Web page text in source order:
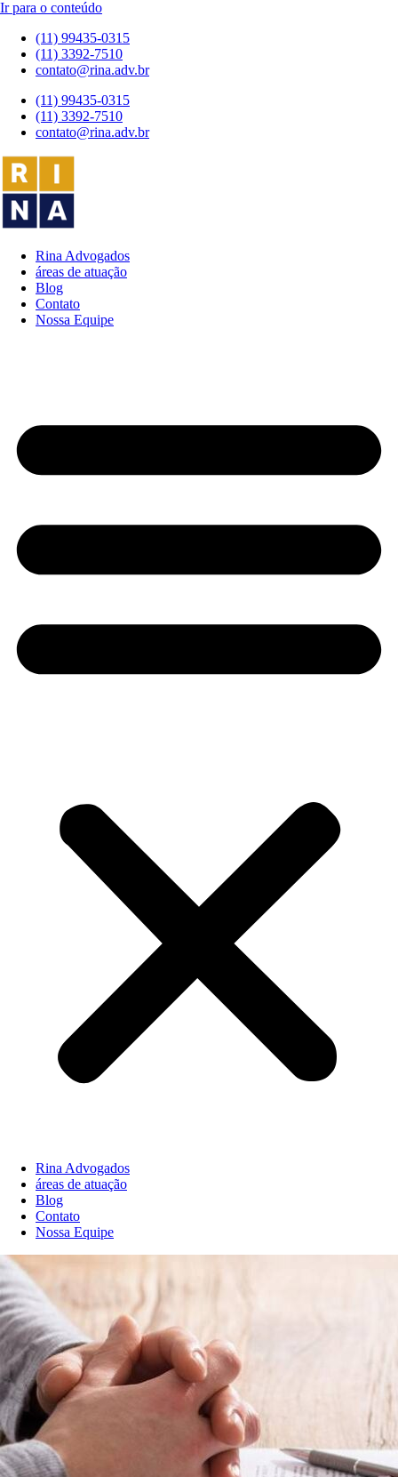
Ir para o conteúdo
(11) 99435-0315
(11) 3392-7510
contato@rina.adv.br
(11) 99435-0315
(11) 3392-7510
contato@rina.adv.br
Rina Advogados
áreas de atuação
Blog
Contato
Nossa Equipe
Rina Advogados
áreas de atuação
Blog
Contato
Nossa Equipe